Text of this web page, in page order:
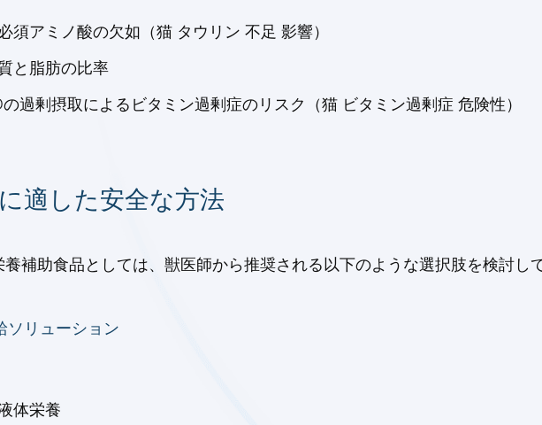
須アミノ酸の欠如（猫 タウリン 不足 影響）
と脂肪の比率
過剰摂取によるビタミン過剰症のリスク（猫 ビタミン過剰症 危険性）
適した安全な方法
補助食品としては、獣医師から推奨される以下のような選択肢を検討し
ソリューション
体栄養